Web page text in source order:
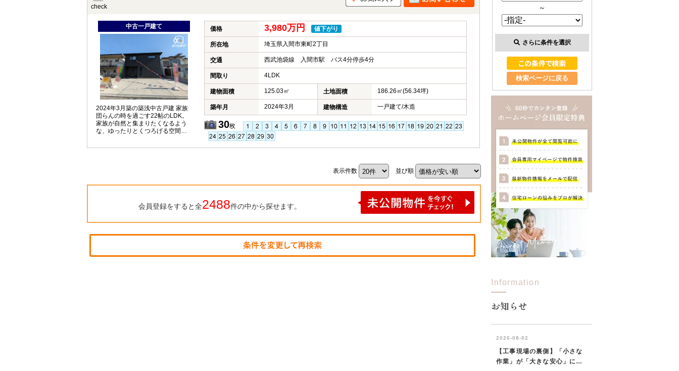
check
中古一戸建て
2024年3月築の築浅中古戸建 家族
団らんの時を過ごす22帖のLDK。
家族が自然と集まりたくなるよう
な、ゆったりとくつろげる空間で
価格 3,980万円 値下がり
所在地 埼玉県入間市東町2丁目
交通 西武池袋線 入間市駅 バス4分停歩4分
間取り 4LDK
建物面積 125.03㎡ 土地面積 186.26㎡(56.34坪)
築年月 2024年3月 建物構造 一戸建て/木造
30枚
表示件数 並び順
会員登録をすると全2488件の中から探せます。
～
さらに条件を選択
検索ページに戻る
Information
お知らせ